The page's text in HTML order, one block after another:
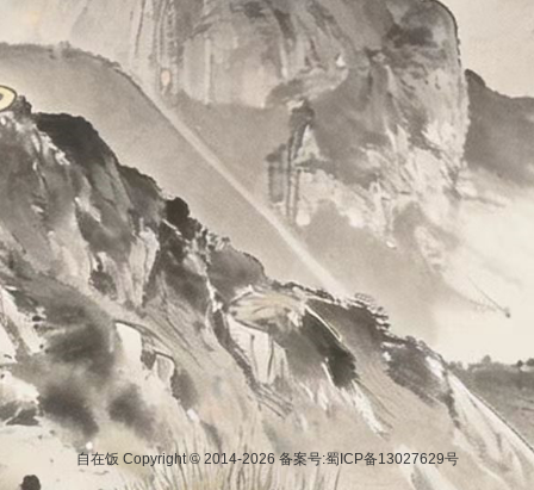
自在饭 Copyright © 2014-2026备案号:蜀ICP备13027629号